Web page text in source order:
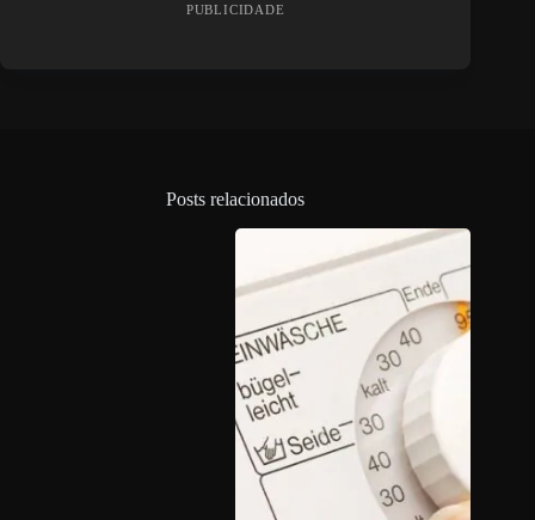
PUBLICIDADE
Posts relacionados